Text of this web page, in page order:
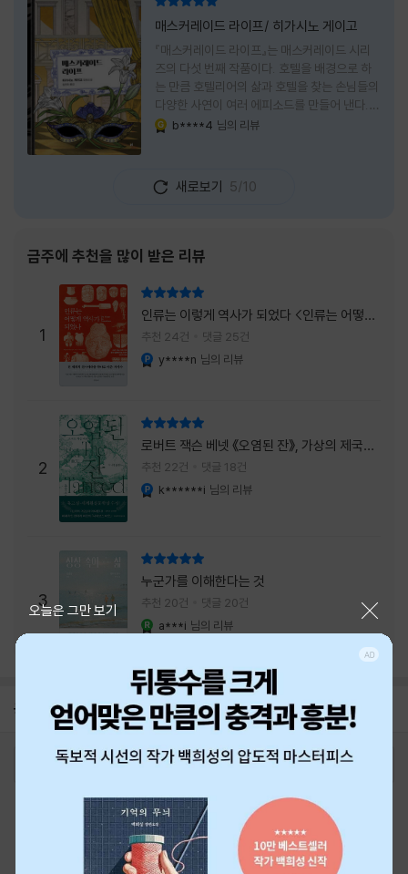
매스커레이드 라이프/ 히가시노 게이고
『매스커레이드 라이프』는 매스커레이드 시리
즈의 다섯 번째 작품이다. 호텔을 배경으로 하
는 만큼 호텔리어의 삶과 호텔을 찾는 손님들의
다양한 사연이 여러 에피소드를 만들어 낸다.
주인공은 호텔리어로서의 완벽함을 꿈꾸는 야
는 과정에서 나오미가 다치게 되자, 고스케는
모든 책임을 지고 형사직에서 물러난다. 하지만
을 받게 된다. 그렇게 끝난 4권 이후, 나는 5권
이 출간되기만을 기다렸다. 형사가 아닌 호텔리
어가 된 닛타 고스케의 모습이 무척 궁금했기
때문이다. 그동안 호텔에서 잠복 수사를 하며
어설픈 호텔리어의 가면을 쓰고 있었다면, 이제
는 가면
b****4 님의 리뷰
새로보기 5/10
금주에 추천을 많이 받은 리뷰
1
인류는 이렇게 역사가 되었다 <인류는 어떻게
역사가 되었나>
추천 24건 댓글 25건
y****n 님의 리뷰
2
로버트 잭슨 베넷 《오염된 잔》, 가상의 제국이
주는 실감과 미스터리 사건의 치밀함이 이루어
내는 최상의 시너지...
추천 22건 댓글 18건
k******i 님의 리뷰
3
누군가를 이해한다는 것
추천 20건 댓글 20건
a***i 님의 리뷰
공지 26년 NBCI 수상 안내
2026-08-01
오늘은 그만 보기
로그인 최근 본 상품 주문/배송
고객센터 1544-3800 티켓 1544-6399
중고샵 1566-4295
eBook 1:1문의/채팅상담
예스이십사(주) 사업자 정보